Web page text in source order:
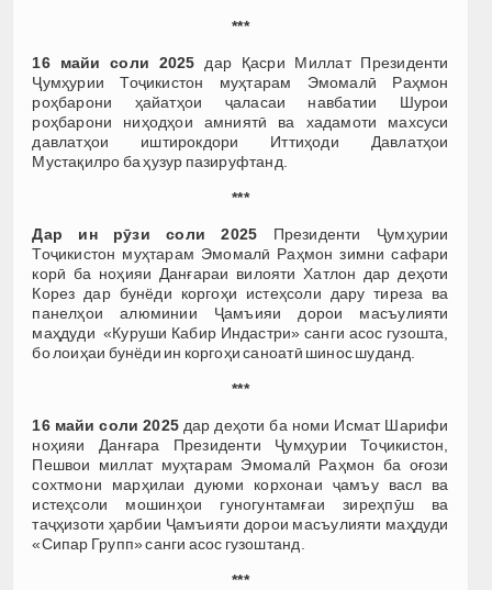
***
16 майи соли 2025 дар Қасри Миллат Президенти
Ҷумҳурии Тоҷикистон муҳтарам Эмомалӣ Раҳмон
роҳбарони ҳайатҳои ҷаласаи навбатии Шурои
роҳбарони ниҳодҳои амниятӣ ва хадамоти махсуси
давлатҳои иштирокдори Иттиҳоди Давлатҳои
Мустақилро ба ҳузур пазируфтанд.
***
Дар ин рӯзи соли 2025 Президенти Ҷумҳурии
Тоҷикистон муҳтарам Эмомалӣ Раҳмон зимни сафари
корӣ ба ноҳияи Данғараи вилояти Хатлон дар деҳоти
Корез дар бунёди коргоҳи истеҳсоли дару тиреза ва
панелҳои алюминии Ҷамъияи дорои масъулияти
маҳдуди «Куруши Кабир Индастри» санги асос гузошта,
бо лоиҳаи бунёди ин коргоҳи саноатӣ шинос шуданд.
***
16 майи соли 2025дар деҳоти ба номи Исмат Шарифи
ноҳияи Данғара Президенти Ҷумҳурии Тоҷикистон,
Пешвои миллат муҳтарам Эмомалӣ Раҳмон ба оғози
сохтмони марҳилаи дуюми корхонаи ҷамъу васл ва
истеҳсоли мошинҳои гуногунтамғаи зиреҳпӯш ва
таҷҳизоти ҳарбии Ҷамъияти дорои масъулияти маҳдуди
«Сипар Групп» санги асос гузоштанд.
***